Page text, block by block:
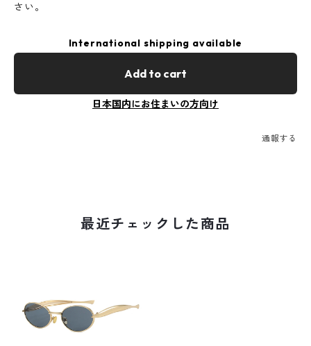
さい。
International shipping available
Add to cart
日本国内にお住まいの方向け
通報する
最近チェックした商品